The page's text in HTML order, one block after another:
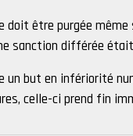
doit être purgée
sanction différée
un but en infériorité
celle-ci prend fin